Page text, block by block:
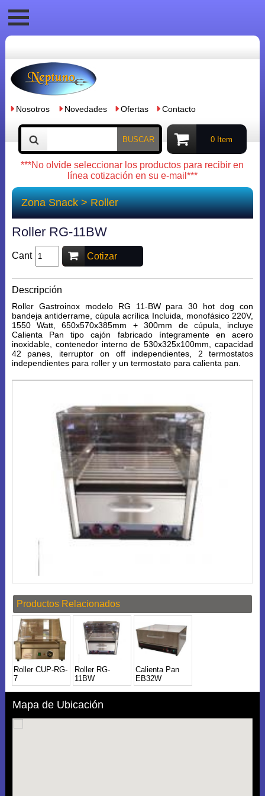
Nosotros Novedades Ofertas Contacto
BUSCAR 0 Item
***No olvide seleccionar los productos para recibir en
línea cotización en su e-mail***
Zona Snack>Roller
Roller RG-11BW
Cant Cotizar
Descripción
Roller Gastroinox modelo RG 11-BW para 30 hot dog con
bandeja antiderrame, cúpula acrílica Incluida, monofásico 220V,
1550 Watt, 650x570x385mm + 300mm de cúpula, incluye
Calienta Pan tipo cajón fabricado íntegramente en acero
inoxidable, contenedor interno de 530x325x100mm, capacidad
42 panes, iterruptor on off independientes, 2 termostatos
independientes para roller y un termostato para calienta pan.
Productos Relacionados
Roller CUP-RG-
7
Roller RG-
11BW
Calienta Pan
EB32W
Mapa de Ubicación